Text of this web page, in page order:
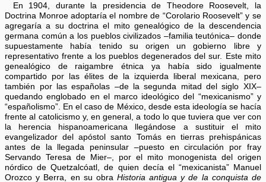
En 1904, durante la presidencia de Theodore Roosevelt, la
Doctrina Monroe adoptaría el nombre de “Corolario Roosevelt” y se
agregaría a su doctrina el mito genealógico de la descendencia
germana común a los pueblos civilizados –familia teutónica– donde
supuestamente había tenido su origen un gobierno libre y
representativo frente a los pueblos degenerados del sur. Este mito
genealógico de raigambre étnica ya había sido igualmente
compartido por las élites de la izquierda liberal mexicana, pero
también por las españolas –de la segunda mitad del siglo XIX–
quedando englobado en el marco ideológico del “mexicanismo” y
“españolismo”. En el caso de México, desde esta ideología se hacía
frente al catolicismo y, en general, a todo lo que tuviera que ver con
la herencia hispanoamericana llegándose a sustituir el mito
evangelizador del apóstol santo Tomás en tierras prehispánicas
antes de la llegada peninsular –puesto en circulación por fray
Servando Teresa de Mier–, por el mito monogenista del origen
nórdico de Quetzalcóatl, de quien decía el “mexicanista” Manuel
Orozco y Berra, en su obra Historia antigua y de la conquista de